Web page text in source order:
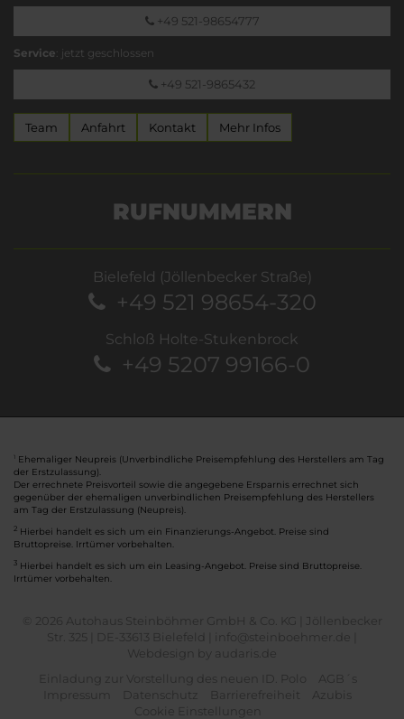
+49 521-98654777
Service: jetzt geschlossen
+49 521-9865432
Team Anfahrt Kontakt Mehr Infos
RUFNUMMERN
Bielefeld (Jöllenbecker Straße)
+49 521 98654-320
Schloß Holte-Stukenbrock
+49 5207 99166-0
Ehemaliger Neupreis (Unverbindliche Preisempfehlung des Herstellers am Tag
der Erstzulassung).
Der errechnete Preisvorteil sowie die angegebene Ersparnis errechnet sich
gegenüber der ehemaligen unverbindlichen Preisempfehlung des Herstellers
am Tag der Erstzulassung (Neupreis).
2 Hierbei handelt es sich um ein Finanzierungs-Angebot. Preise sind
Bruttopreise. Irrtümer vorbehalten.
3 Hierbei handelt es sich um ein Leasing-Angebot. Preise sind Bruttopreise.
Irrtümer vorbehalten.
© 2026 Autohaus Steinböhmer GmbH & Co. KG | Jöllenbecker
Str. 325 | DE-33613 Bielefeld | info@steinboehmer.de |
Webdesign by audaris.de
Einladung zur Vorstellung des neuen ID. Polo
AGB´s
Impressum
Datenschutz Barrierefreiheit
Azubis
Cookie Einstellungen